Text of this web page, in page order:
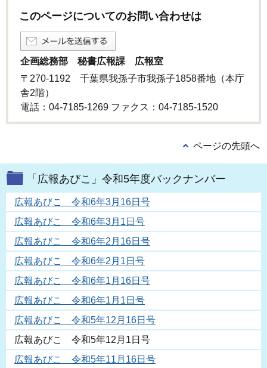
このページについてのお問い合わせは
企画総務部 秘書広報課 広報室
〒270-1192 千葉県我孫子市我孫子1858番地（本庁
舎2階）
電話：04-7185-1269 ファクス：04-7185-1520
ページの先頭へ
「広報あびこ」令和5年度バックナンバー
広報あびこ 令和6年3月16日号
広報あびこ 令和6年3月1日号
広報あびこ 令和6年2月16日号
広報あびこ 令和6年2月1日号
広報あびこ 令和6年1月16日号
広報あびこ 令和6年1月1日号
広報あびこ 令和5年12月16日号
広報あびこ 令和5年12月1日号
広報あびこ 令和5年11月16日号